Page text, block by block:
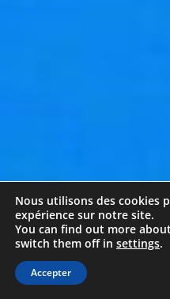
Nous utilisons des cookies
expérience sur notre site.
You can find out more
switch them off in settings.
Accepter